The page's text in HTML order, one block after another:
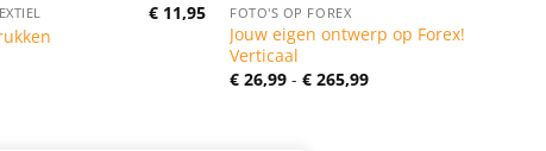
€ 11,95 FOTO'S OP FOREX
Jouw eigen ontwerp op Forex!
Verticaal
€ 26,99 - € 265,99Prijsklasse: